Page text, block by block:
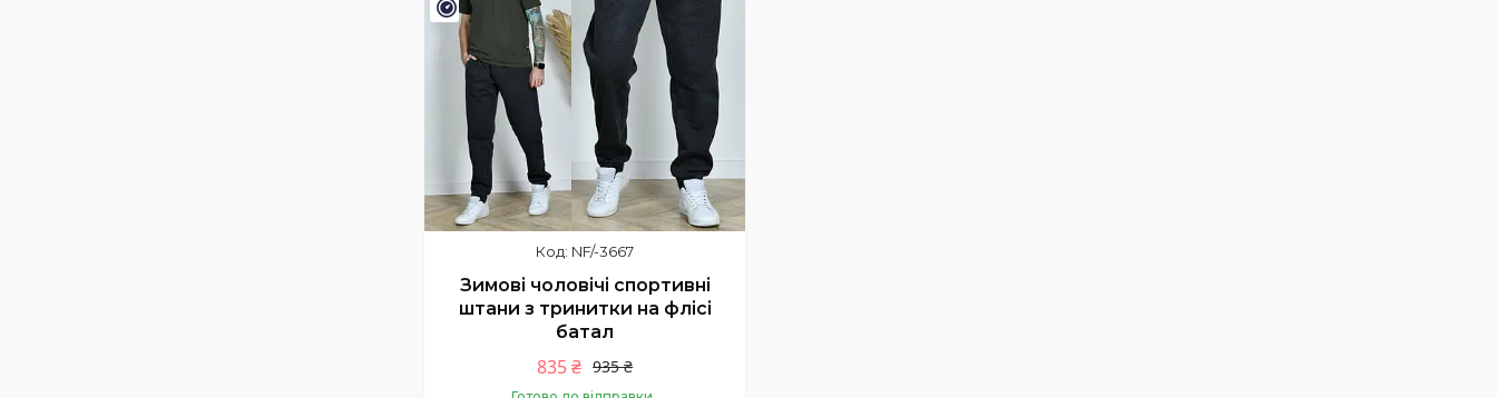
Залишився 1 день
NF/-3667
Зимові чоловічі спортивні
штани з тринитки на флісі
батал
935 ₴
835 ₴